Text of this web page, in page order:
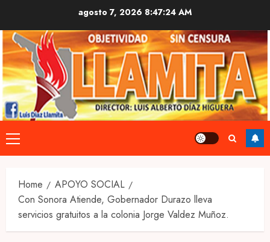
content
agosto 7, 2026 8:47:25 AM
Primary
Menu
Home
APOYO SOCIAL
Con Sonora Atiende, Gobernador Durazo lleva
servicios gratuitos a la colonia Jorge Valdez Muñoz.